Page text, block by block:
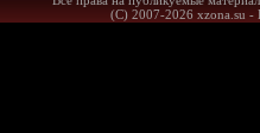
(С) 2007-2026 xzona.su -